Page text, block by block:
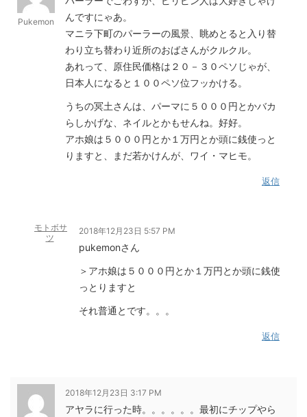
Pukemon
んですにゃあ。
マニラ下町のパーラーの風景、眺めとると入り替
わり立ち替わり近所のおばさんがクルクル。
あれって、原住民価格は２０－３０ペソじゃが、
日本人になると１００ペソ位フッかける。
うちの冥土さんは、パーマに５０００円とかバカ
らしかげな、ネイルとかもせんね。好好。
アホ娘は５０００円とか１万円とか頭に銭使っと
りますと、まだ若かけんが、ワイ・マヒモ。
返信
モトボサ
ツ
2018年12月23日 5:57 PM
pukemonさん
＞アホ娘は５０００円とか１万円とか頭に銭使
っとりますと
それ普通とです。。。
返信
2018年12月23日 3:17 PM
アヤラに行った時。。。。。。最初にチップやら